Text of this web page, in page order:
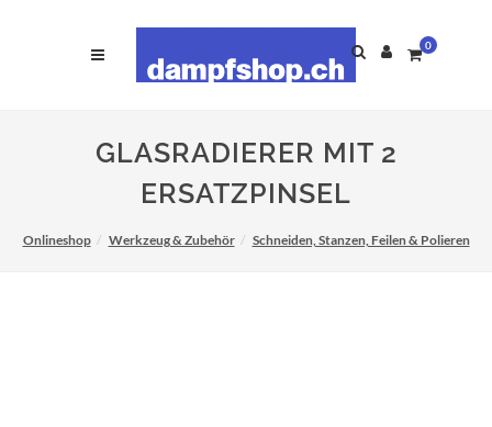
0
GLASRADIERER MIT 2
ERSATZPINSEL
Onlineshop Werkzeug & Zubehör Schneiden, Stanzen, Feilen & Polieren